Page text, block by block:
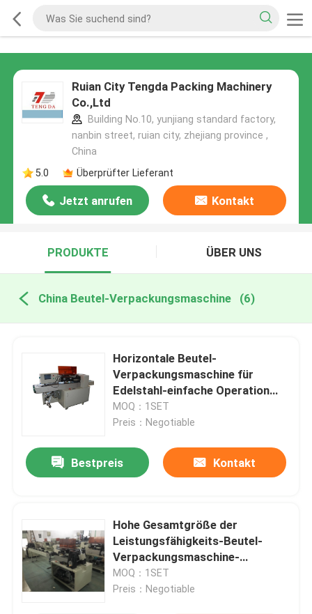
Ruian City Tengda Packing Machinery
Co.,Ltd
Building No.10, yunjiang standard factory,
nanbin street, ruian city, zhejiang province ,
China
5.0
Überprüfter Lieferant
Jetzt anrufen Kontakt
PRODUKTE ÜBER UNS
China Beutel-Verpackungsmaschine (6)
Horizontale Beutel-
Verpackungsmaschine für
Edelstahl-einfache Operation
der Hardware-304
MOQ：1SET
Preis：Negotiable
Bestpreis Kontakt
Hohe Gesamtgröße der
Leistungsfähigkeits-Beutel-
Verpackungsmaschine-
3780×640×1560mm
MOQ：1SET
Preis：Negotiable